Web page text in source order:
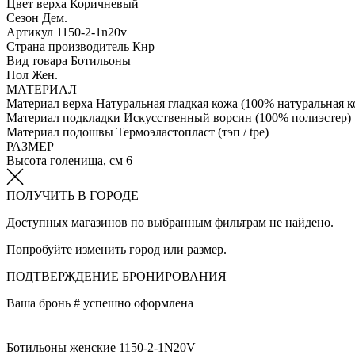
Цвет верха Коричневый
Сезон Дем.
Артикул 1150-2-1n20v
Страна производитель Кнр
Вид товара Ботильоны
Пол Жен.
МАТЕРИАЛ
Материал верха Натуральная гладкая кожа (100% натуральная
Материал подкладки Искусственный ворсин (100% полиэстер)
Материал подошвы Термоэластопласт (тэп / tpe)
РАЗМЕР
Высота голенища, см 6
ПОЛУЧИТЬ В ГОРОДЕ
Доступных магазинов по выбранным фильтрам не найдено.
Попробуйте изменить город или размер.
ПОДТВЕРЖДЕНИЕ БРОНИРОВАНИЯ
Ваша бронь # успешно оформлена
Ботильоны женские 1150-2-1N20V